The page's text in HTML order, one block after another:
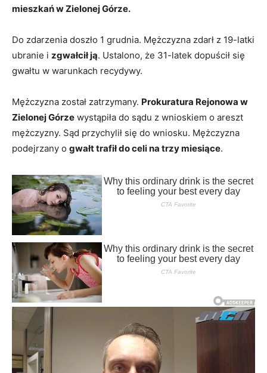
mieszkań w Zielonej Górze.
Do zdarzenia doszło 1 grudnia. Mężczyzna zdarł z 19-latki
ubranie i zgwałcił ją. Ustalono, że 31-latek dopuścił się
gwałtu w warunkach recydywy.
Mężczyzna został zatrzymany. Prokuratura Rejonowa w
Zielonej Górze wystąpiła do sądu z wnioskiem o areszt
mężczyzny. Sąd przychylił się do wniosku. Mężczyzna
podejrzany o gwałt trafił do celi na trzy miesiące.